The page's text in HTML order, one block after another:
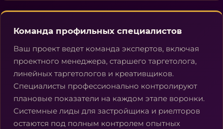
Команда профильных специалистов
Ваш проект ведет команда экспертов, включая
проектного менеджера, старшего таргетолога,
линейных таргетологов и креативщиков.
Специалисты профессионально контролируют
плановые показатели на каждом этапе воронки.
Системные лиды для застройщика и риелторов
остаются под полным контролем опытных